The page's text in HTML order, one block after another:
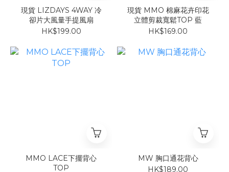
現貨 LIZDAYS 4WAY 冷
卻片大風量手提風扇
HK$199.00
現貨 MMO 棉麻花卉印花
立體剪裁寬鬆TOP 藍
HK$169.00
MMO LACE下擺背心
TOP
MW 胸口通花背心
HK$189.00